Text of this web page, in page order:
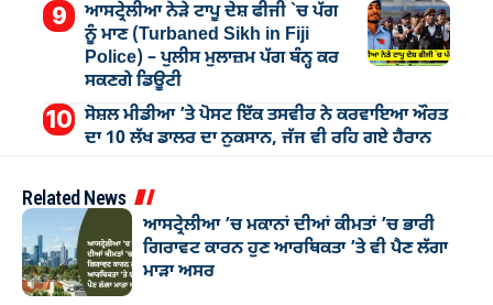
ਆਸਟ੍ਰੇਲੀਆ ਨੇੜੇ ਟਾਪੂ ਦੇਸ਼ ਫੀਜੀ `ਚ ਪੱਗ
ਨੂੰ ਮਾਣ (Turbaned Sikh in Fiji
Police) – ਪੁਲੀਸ ਮੁਲਾਜ਼ਮ ਪੱਗ ਬੰਨ੍ਹ ਕਰ
ਸਕਣਗੇ ਡਿਊਟੀ
ਸੋਸ਼ਲ ਮੀਡੀਆ ’ਤੇ ਪੋਸਟ ਇੱਕ ਤਸਵੀਰ ਨੇ ਕਰਵਾਇਆ ਔਰਤ
ਦਾ 10 ਲੱਖ ਡਾਲਰ ਦਾ ਨੁਕਸਾਨ, ਜੱਜ ਵੀ ਰਹਿ ਗਏ ਹੈਰਾਨ
Related News
ਆਸਟ੍ਰੇਲੀਆ ’ਚ ਮਕਾਨਾਂ ਦੀਆਂ ਕੀਮਤਾਂ ’ਚ ਭਾਰੀ
ਗਿਰਾਵਟ ਕਾਰਨ ਹੁਣ ਆਰਥਿਕਤਾ ’ਤੇ ਵੀ ਪੈਣ ਲੱਗਾ
ਮਾੜਾ ਅਸਰ